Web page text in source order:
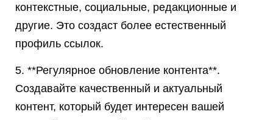
контекстные, социальные, редакционные и
другие. Это создаст более естественный
профиль ссылок.
5. **Регулярное обновление контента**.
Создавайте качественный и актуальный
контент, который будет интересен вашей